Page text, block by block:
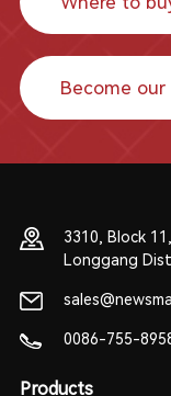
Become
3310, Block
Longgang
0086-755-
Products